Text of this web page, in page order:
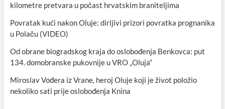
kilometre pretvara u počast hrvatskim braniteljima
Povratak kući nakon Oluje: dirljivi prizori povratka prognanika
u Polaču (VIDEO)
Od obrane biogradskog kraja do oslobođenja Benkovca: put
134. domobranske pukovnije u VRO „Oluja“
Miroslav Vođera iz Vrane, heroj Oluje koji je život položio
nekoliko sati prije oslobođenja Knina